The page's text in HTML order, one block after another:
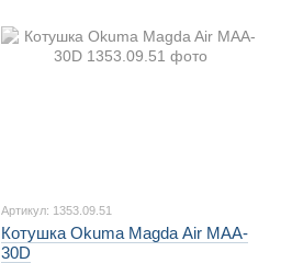
Артикул: 1353.09.51
Котушка Okuma Magda Air MAA-
30D